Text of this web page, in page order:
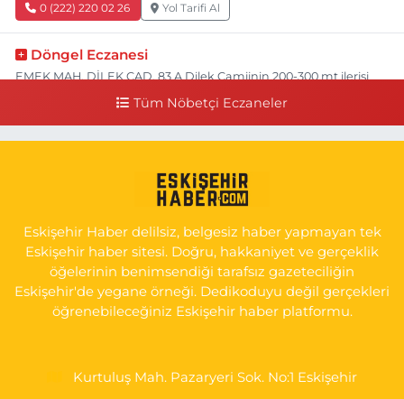
0 (222) 220 02 26 Yol Tarifi Al
Döngel Eczanesi
EMEK MAH. DİLEK CAD. 83 A Dilek Camiinin 200-300 mt ilerisi
İSTİKLAL MAH. ŞAİR FUZULİ CAD. NO:35 A HAVA HASTANESİ
KARŞI KÖŞESİ ŞAİR FUZULİ AİLE SAĞLIĞI MERKEZİ KARŞISI
0 (222) 230 11 31 Yol Tarifi Al
Tüm Nöbetçi Eczaneler
Eskişehir Haber delilsiz, belgesiz haber yapmayan tek
Eskişehir haber sitesi. Doğru, hakkaniyet ve gerçeklik
öğelerinin benimsendiği tarafsız gazeteciliğin
Eskişehir'de yegane örneği. Dedikoduyu değil gerçekleri
öğrenebileceğiniz Eskişehir haber platformu.
Kurtuluş Mah. Pazaryeri Sok. No:1 Eskişehir